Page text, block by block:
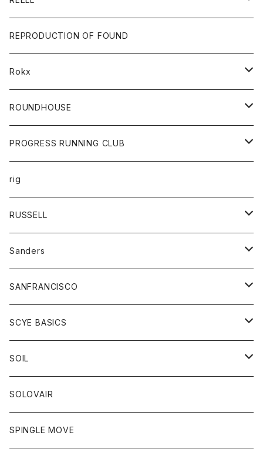
帽子
靴
バック
トップス
カットソー
カーディガン
ニット
ベスト
ボトムス
ショートパンツ
パンツ
レディース
カットソー
コート
ボトム
ワンピース
財布
バック
パンツ
ショートパンツ
REPRODUCTION OF FOUND
Rokx
ボトム
ROUNDHOUSE
エプロン
キッズ
オーバーオール
ボトム
ペインターパンツ
PROGRESS RUNNING CLUB
トップス
Tシャツ
グッズ
帽子
rig
RUSSELL
アウター
コート
パーカー
スカート
Tシャツ
トップス
Tシャツ
トレーナー
ボトム
ショートパンツ
レディース
Sanders
グッズ
靴
SANFRANCISCO
アウター
カーディガン
コート
グッズ
ネクタイ
グローブ
アクセサリー
トップス
SCYE BASICS
ボトム
ジーンズ
チノパン
トップス
ポロシャツ
靴
SOIL
靴
ワンピース
SOLOVAIR
SPINGLE MOVE